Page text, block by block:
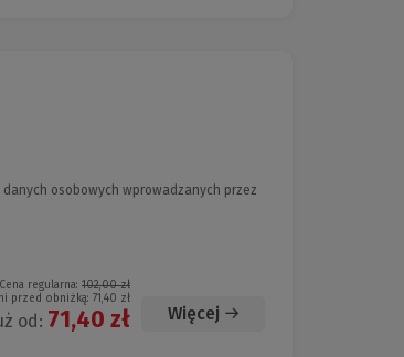
osobowych wprowadzanych przez
Cena regularna: 102,00 zł
przed obniżką: 71,40 zł
od: 71,40 zł Więcej